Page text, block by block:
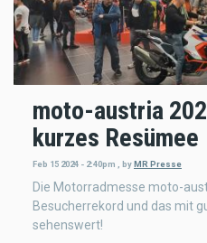
moto-austria
kurzes Resümee
Feb 15 2024 - 2:40pm , byMR Presse
Die Motorradmesse moto-
Besucherrekord und das mit
sehenswert!